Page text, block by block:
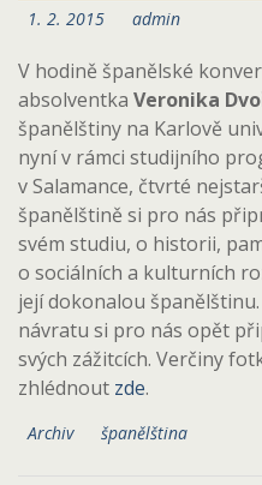
1. 2. 2015 admin
V hodině španělské
absolventka Veronika
španělštiny na Karlově
nyní v rámci studijního
v Salamance, čtvrté
španělštině si pro nás
svém studiu, o historii,
o sociálních a kulturních
její dokonalou
návratu si pro nás opět
svých zážitcích. Verčiny
zhlédnout zde.
Archiv španělština